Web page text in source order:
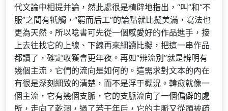
代文論中相提并論，然此處很是精辟地指出，“叫”和“不
服”之間有牴觸，“窮而后工”的論點就比擬美滿，寫法也
更為天然。所以唸書可先從一個感愛好的作品進手，接
上去往找它的上線、下線再來細讀比擬，把這一串作品
都讀了，確定收獲會更年夜。再如“辨流別”就是辨明有
幾個主流，它們的流向是如何的。這需求對文本的內在
有很是深刻細致的清楚，而不是浮于概況。韓愈就像一
個主流，它有幾個支脈，它的支脈流向了一個偏僻的處
所，走向了乾涸，過了若干年后，它的主脈又從頭被疏